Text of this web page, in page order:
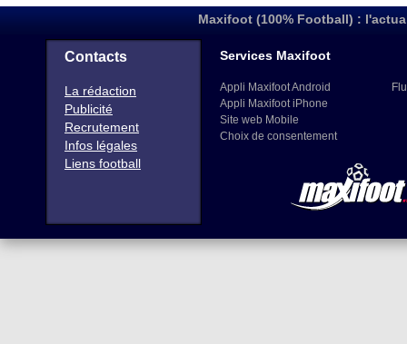
Maxifoot (100% Football) :
Contacts
La rédaction
Publicité
Recrutement
Infos légales
Liens football
Services Maxifoot
Appli Maxifoot Android
Appli Maxifoot iPhone
Site web Mobile
Choix de consentement